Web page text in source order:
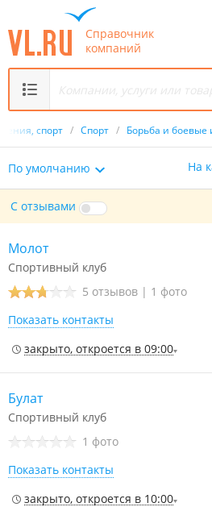
Справочник
компаний
спорт / Спорт / Борьба и боевые
По умолчанию На
С отзывами
Молот
Спортивный клуб
5 отзывов | 1 фото
Показать контакты
закрыто, откроется в 09:00
Булат
Спортивный клуб
1 фото
Показать контакты
закрыто, откроется в 10:00